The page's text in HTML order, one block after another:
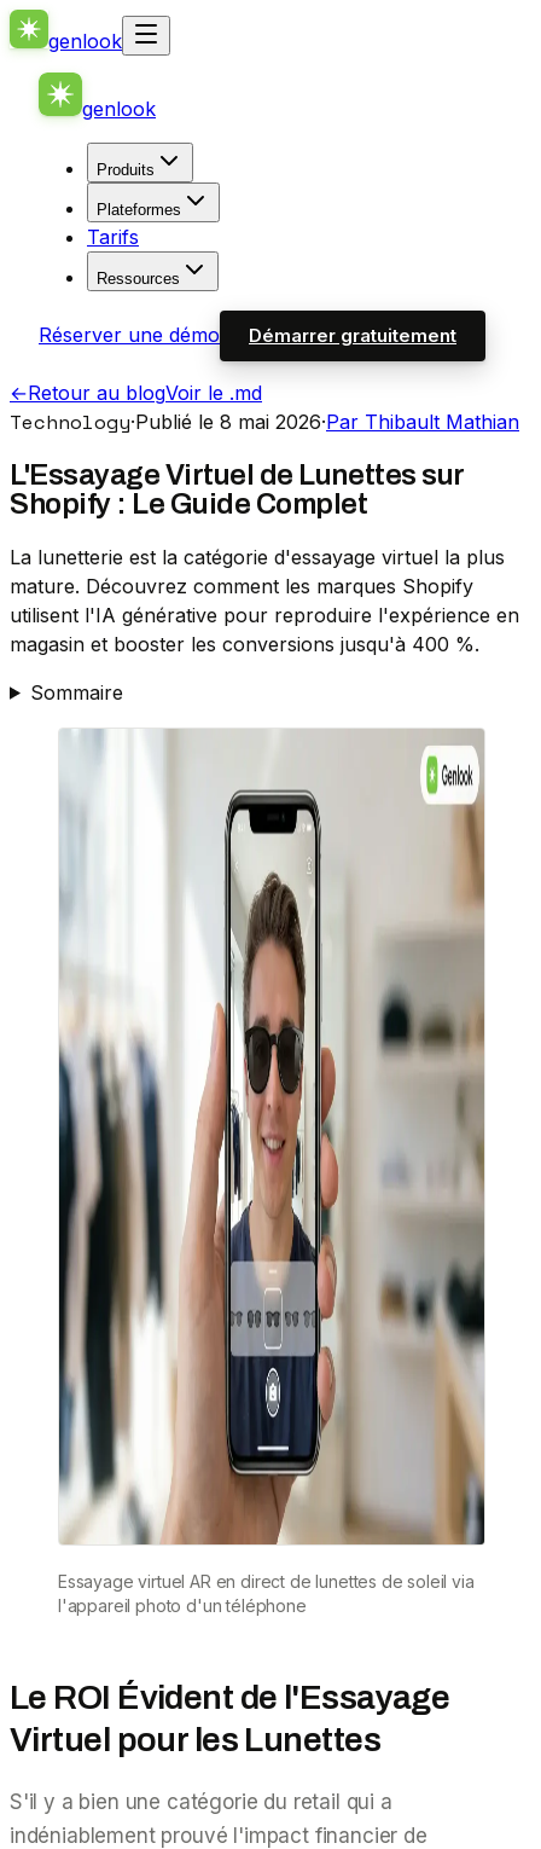
genlook
genlook
Produits
Plateformes
Tarifs
Ressources
Réserver une démo Démarrer gratuitement
←Retour au blogVoir le .md
Technology·Publié le 8 mai 2026·Par Thibault Mathian
L'Essayage Virtuel de Lunettes sur
Shopify : Le Guide Complet
La lunetterie est la catégorie d'essayage virtuel la plus
mature. Découvrez comment les marques Shopify
utilisent l'IA générative pour reproduire l'expérience en
magasin et booster les conversions jusqu'à 400 %.
Sommaire
Essayage virtuel AR en direct de lunettes de soleil via
l'appareil photo d'un téléphone
Le ROI Évident de l'Essayage
Virtuel pour les Lunettes
S'il y a bien une catégorie du retail qui a
indéniablement prouvé l'impact financier de